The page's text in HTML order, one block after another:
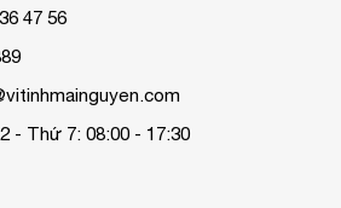
47 56
- Thứ 7: 08:00 - 17:30